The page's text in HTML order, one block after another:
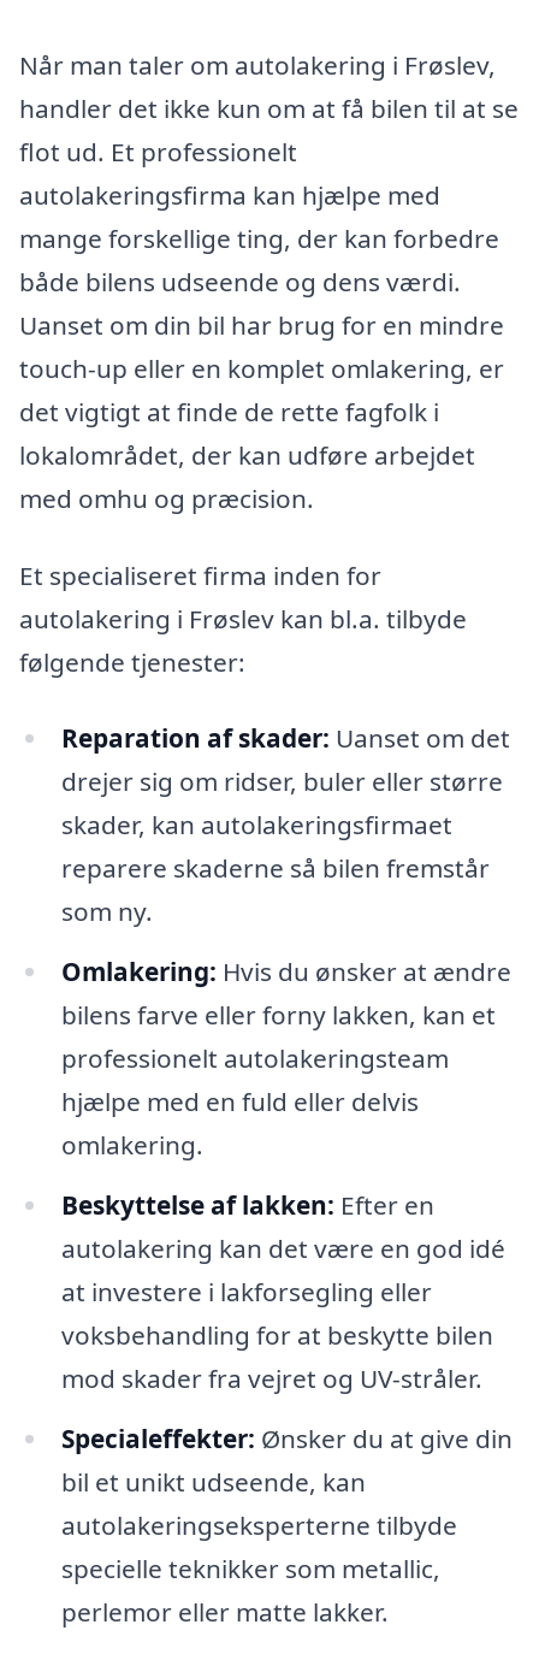
Når man taler om autolakering i Frøslev,
handler det ikke kun om at få bilen til at se
flot ud. Et professionelt
autolakeringsfirma kan hjælpe med
mange forskellige ting, der kan forbedre
både bilens udseende og dens værdi.
Uanset om din bil har brug for en mindre
touch-up eller en komplet omlakering, er
det vigtigt at finde de rette fagfolk i
lokalområdet, der kan udføre arbejdet
med omhu og præcision.
Et specialiseret firma inden for
autolakering i Frøslev kan bl.a. tilbyde
følgende tjenester:
Reparation af skader: Uanset om det
drejer sig om ridser, buler eller større
skader, kan autolakeringsfirmaet
reparere skaderne så bilen fremstår
som ny.
Omlakering: Hvis du ønsker at ændre
bilens farve eller forny lakken, kan et
professionelt autolakeringsteam
hjælpe med en fuld eller delvis
omlakering.
Beskyttelse af lakken: Efter en
autolakering kan det være en god idé
at investere i lakforsegling eller
voksbehandling for at beskytte bilen
mod skader fra vejret og UV-stråler.
Specialeffekter: Ønsker du at give din
bil et unikt udseende, kan
autolakeringseksperterne tilbyde
specielle teknikker som metallic,
perlemor eller matte lakker.